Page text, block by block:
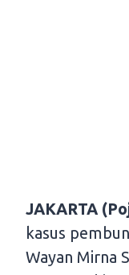
JAKARTA
kasus
Wayan Mirna